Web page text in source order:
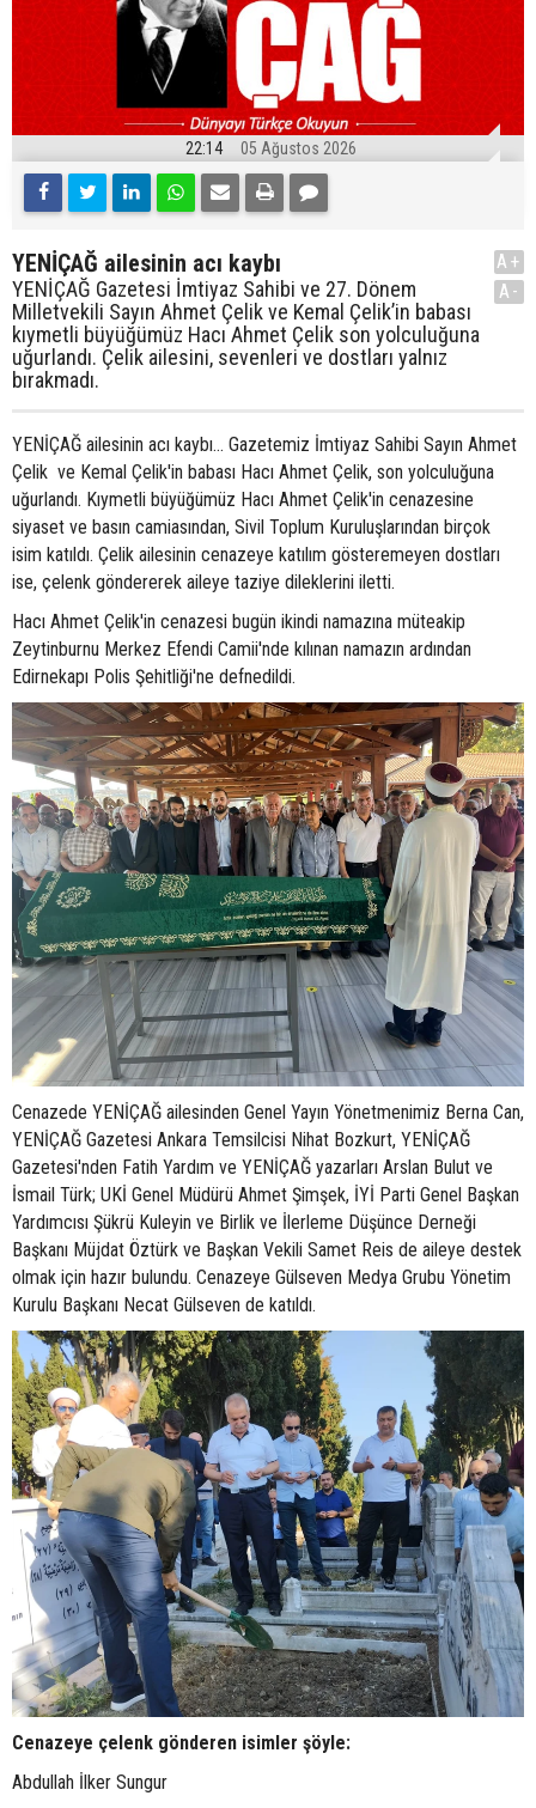
22:14 05 Ağustos 2026
YENİÇAĞ ailesinin acı kaybı
YENİÇAĞ Gazetesi İmtiyaz Sahibi ve 27. Dönem
Milletvekili Sayın Ahmet Çelik ve Kemal Çelik’in babası
kıymetli büyüğümüz Hacı Ahmet Çelik son yolculuğuna
uğurlandı. Çelik ailesini, sevenleri ve dostları yalnız
bırakmadı.
A+
A-
YENİÇAĞ ailesinin acı kaybı... Gazetemiz İmtiyaz Sahibi Sayın Ahmet
Çelik ve Kemal Çelik'in babası Hacı Ahmet Çelik, son yolculuğuna
uğurlandı. Kıymetli büyüğümüz Hacı Ahmet Çelik'in cenazesine
siyaset ve basın camiasından, Sivil Toplum Kuruluşlarından birçok
isim katıldı. Çelik ailesinin cenazeye katılım gösteremeyen dostları
ise, çelenk göndererek aileye taziye dileklerini iletti.
Hacı Ahmet Çelik'in cenazesi bugün ikindi namazına müteakip
Zeytinburnu Merkez Efendi Camii'nde kılınan namazın ardından
Edirnekapı Polis Şehitliği'ne defnedildi.
Cenazede YENİÇAĞ ailesinden Genel Yayın Yönetmenimiz Berna Can,
YENİÇAĞ Gazetesi Ankara Temsilcisi Nihat Bozkurt, YENİÇAĞ
Gazetesi'nden Fatih Yardım ve YENİÇAĞ yazarları Arslan Bulut ve
İsmail Türk; UKİ Genel Müdürü Ahmet Şimşek, İYİ Parti Genel Başkan
Yardımcısı Şükrü Kuleyin ve Birlik ve İlerleme Düşünce Derneği
Başkanı Müjdat Öztürk ve Başkan Vekili Samet Reis de aileye destek
olmak için hazır bulundu. Cenazeye Gülseven Medya Grubu Yönetim
Kurulu Başkanı Necat Gülseven de katıldı.
Cenazeye çelenk gönderen isimler şöyle:
Abdullah İlker Sungur